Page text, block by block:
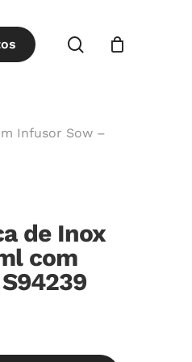
os procurar
Infusor Sow –
de Inox
com